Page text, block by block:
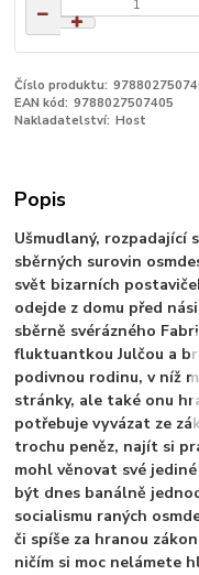
Číslo produktu:
EAN kód: 9788027507405
Nakladatelství: Host
Popis
Ušmudlaný, rozpadající
sběrných surovin
svět bizarních
odejde z domu před
sběrně svérázného
fluktuantkou Julčou a
podivnou rodinu, v níž
stránky, ale také onu
potřebuje vyvázat ze
trochu peněz, najít si
mohl věnovat své
být dnes banálně
socialismu raných
či spíše za hranou
ničím si moc nelámete